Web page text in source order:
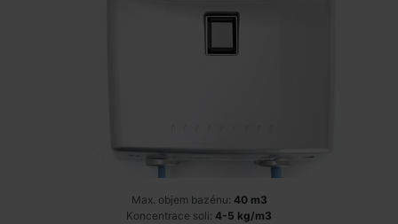
Max. objem bazénu: 40 m3
Koncentrace soli: 4-5 kg/m3